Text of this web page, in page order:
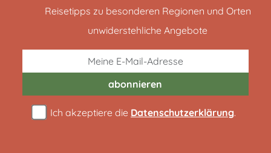
Reisetipps zu besonderen Regionen und Orten
unwiderstehliche Angebote
abonnieren
Ich akzeptiere die Datenschutzerklärung.